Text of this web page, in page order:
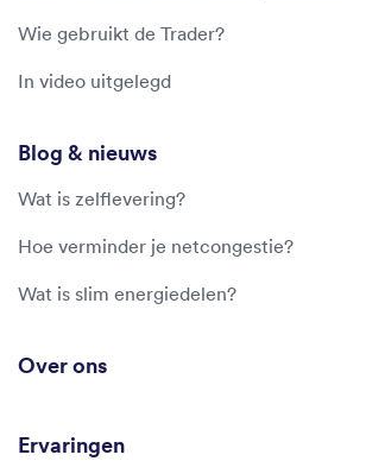
Wie gebruikt de Trader?
In video uitgelegd
Blog & nieuws
Wat is zelflevering?
Hoe verminder je netcongestie?
Wat is slim energiedelen?
Over ons
Ervaringen